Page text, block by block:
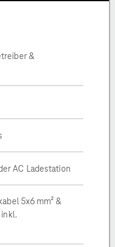
&
AC Ladestation
5x6 mm² &